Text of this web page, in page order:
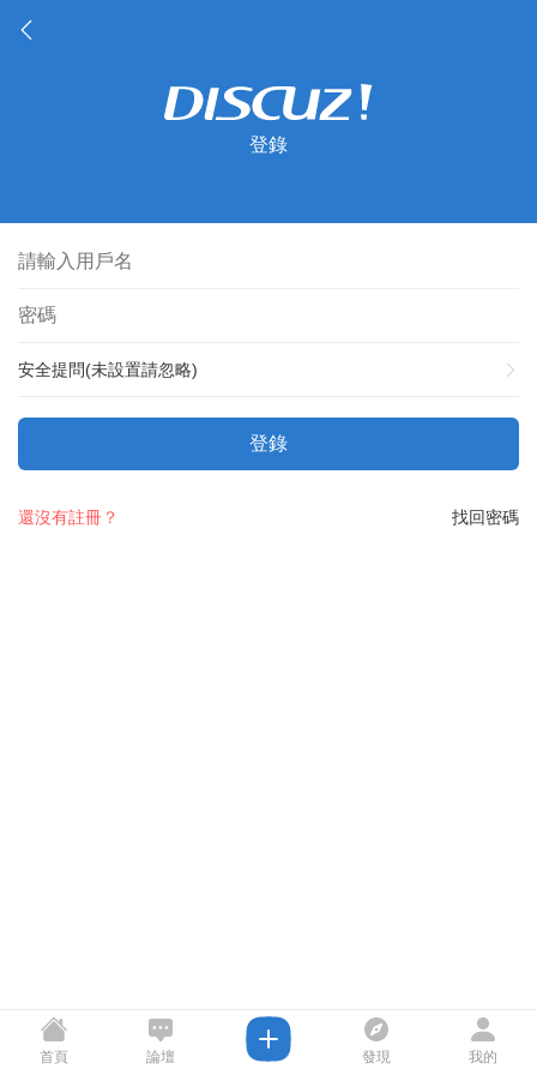
登錄
安全提問(未設置請忽略)
登錄
找回密碼
還沒有註冊？
首頁 論壇 發現 我的